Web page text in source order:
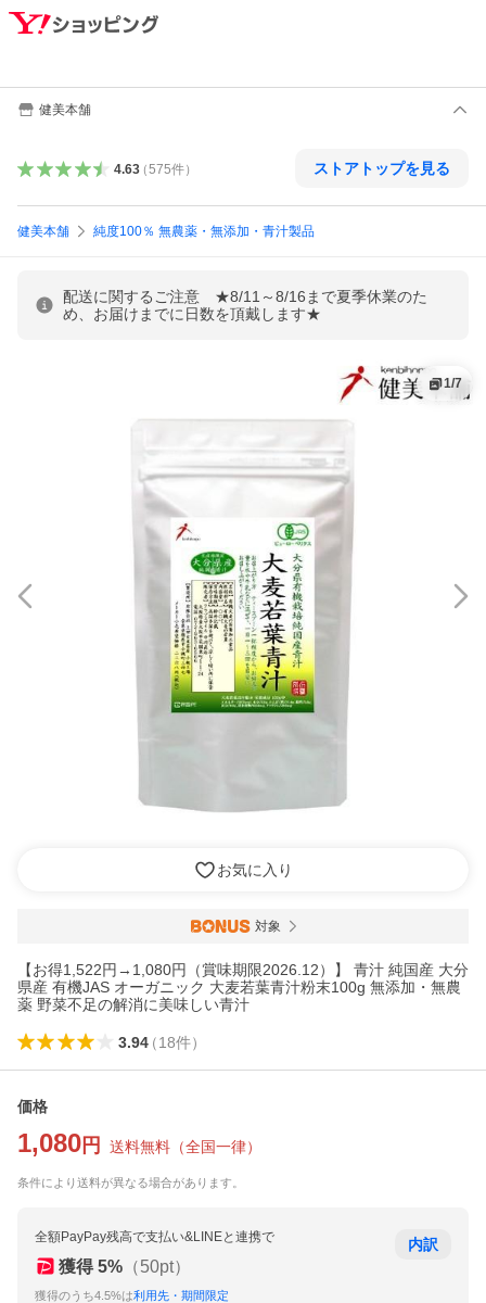
健美本舗
4.63（575件） ストアトップを見る
健美本舗 純度100％ 無農薬・無添加・青汁製品
配送に関するご注意 ★8/11～8/16まで夏季休業のた
め、お届けまでに日数を頂戴します★
1/7
お気に入り
対象
【お得1,522円→1,080円（賞味期限2026.12）】 青汁 純国産 大分
県産 有機JAS オーガニック 大麦若葉青汁粉末100g 無添加・無農
薬 野菜不足の解消に美味しい青汁
3.94（18件）
価格
1,080 円 送料無料 （全国一律）
条件により送料が異なる場合があります。
全額PayPay残高で支払い&LINEと連携で
獲得 5% （50pt）
獲得のうち4.5%は利用先・期間限定
内訳